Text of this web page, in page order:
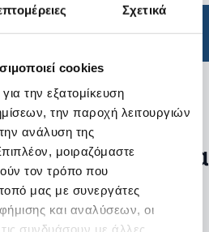
Σχετικά
cookies
την εξατομίκευση
την παροχή λειτουργιών
ανάλυση της
μοιραζόμαστε
τον τρόπο που
μας με συνεργάτες
και αναλύσεων, οι
συνδυάσουν με άλλες
προϊόντα με τα
φίλτρα